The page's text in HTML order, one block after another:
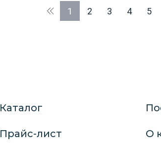
1 2 3 4 5
Каталог
Прайс-лист О